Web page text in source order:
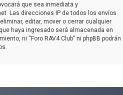
que sea inmediata y
Las direcciones IP de todos los envíos
editar, mover o cerrar cualquier
haya ingresado será almacenada en
ni “Foro RAV4 Club” ni phpBB podrán